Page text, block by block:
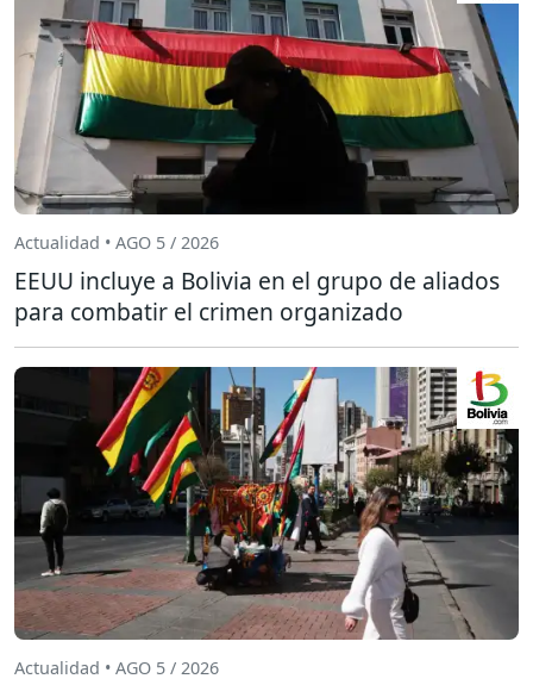
Actualidad • AGO 5 / 2026
EEUU incluye a Bolivia en el grupo de aliados
para combatir el crimen organizado
Actualidad • AGO 5 / 2026